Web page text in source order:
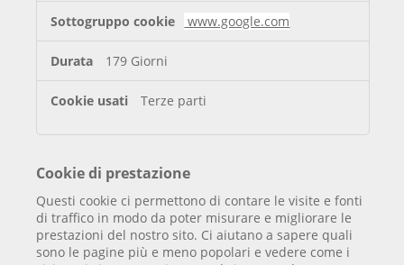
www.google.com
179 Giorni
Terze parti
Cookie di prestazione
Questi cookie ci permettono di contare le visite e fonti
di traffico in modo da poter misurare e migliorare le
prestazioni del nostro sito. Ci aiutano a sapere quali
sono le pagine più e meno popolari e vedere come i